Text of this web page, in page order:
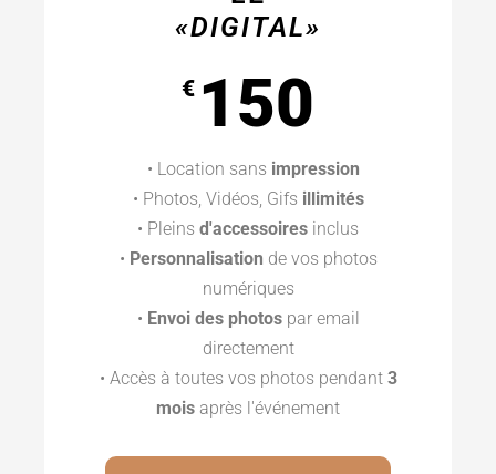
«DIGITAL»
€ 150
• Location sans impression
• Photos, Vidéos, Gifs illimités
• Pleins d'accessoires inclus
• Personnalisation de vos photos
numériques
• Envoi des photospar email
directement
• Accès à toutes vos photos pendant 3
mois après l'événement